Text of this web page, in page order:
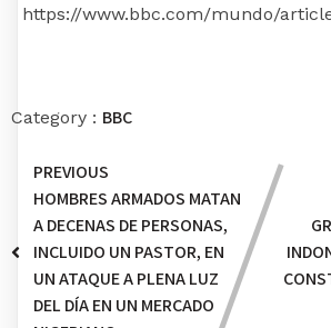
https://www.bbc.com/mundo/
Category : BBC
PREVIOUS
HOMBRES ARMADOS MATAN
A DECENAS DE PERSONAS,
INCLUIDO UN PASTOR, EN
UN ATAQUE A PLENA LUZ
DEL DÍA EN UN MERCADO